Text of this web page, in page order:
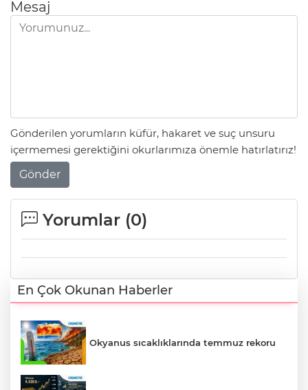
Mesaj
Gönderilen yorumların küfür, hakaret ve suç unsuru
içermemesi gerektiğini okurlarımıza önemle hatırlatırız!
Gönder
Yorumlar (0)
En Çok Okunan Haberler
Okyanus sıcaklıklarında temmuz rekoru